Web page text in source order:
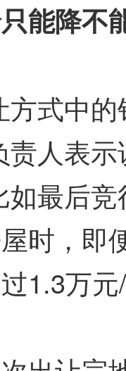
能降不
式中的
责人表
如最后
时，即
1.3万